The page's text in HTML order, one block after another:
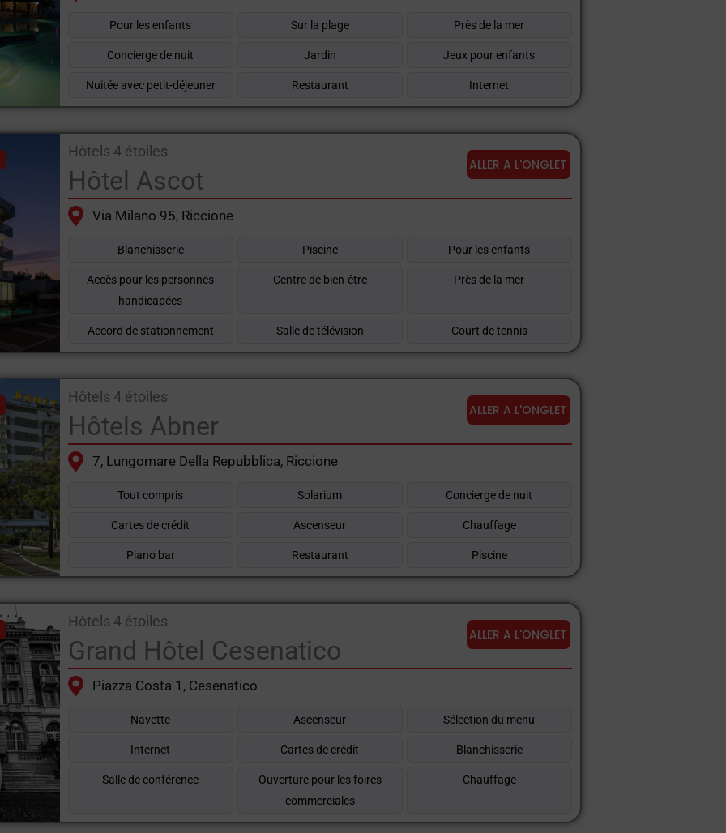
Pour les enfants Sur la plage Près de la mer
Concierge de nuit Jardin Jeux pour enfants
Nuitée avec petit-déjeuner Restaurant Internet
Hôtels 4 étoiles
ALLER A L'ONGLET
Hôtel Ascot
Via Milano 95, Riccione
Blanchisserie Piscine Pour les enfants
Accès pour les personnes
handicapées
Centre de bien-être Près de la mer
Accord de stationnement Salle de télévision Court de tennis
Hôtels 4 étoiles
ALLER A L'ONGLET
Hôtels Abner
7, Lungomare Della Repubblica, Riccione
Tout compris Solarium Concierge de nuit
Cartes de crédit Ascenseur Chauffage
Piano bar Restaurant Piscine
Hôtels 4 étoiles
ALLER A L'ONGLET
Grand Hôtel Cesenatico
Piazza Costa 1, Cesenatico
Navette Ascenseur Sélection du menu
Internet Cartes de crédit Blanchisserie
Salle de conférence
Ouverture pour les foires
commerciales
Chauffage